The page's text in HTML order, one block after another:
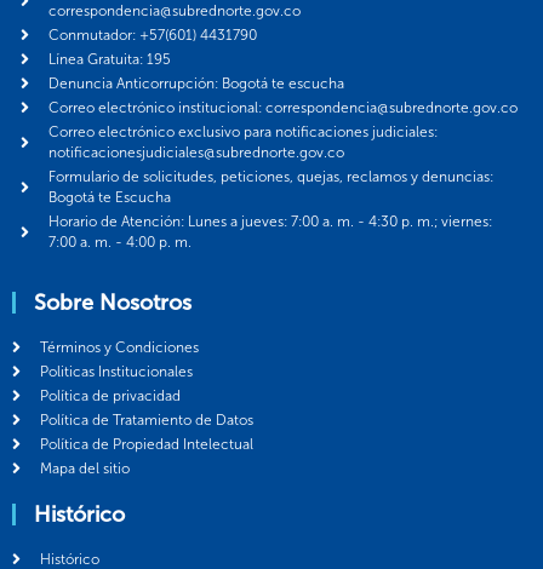
correspondencia@subrednorte.gov.co
Conmutador: +57(601) 4431790
Línea Gratuita: 195
Denuncia Anticorrupción: Bogotá te escucha
Correo electrónico institucional: correspondencia@subrednorte.gov.co
Correo electrónico exclusivo para notificaciones judiciales:
notificacionesjudiciales@subrednorte.gov.co
Formulario de solicitudes, peticiones, quejas, reclamos y denuncias:
Bogotá te Escucha
Horario de Atención: Lunes a jueves: 7:00 a. m. - 4:30 p. m.; viernes:
7:00 a. m. - 4:00 p. m.
Sobre Nosotros
Términos y Condiciones
Politicas Institucionales
Política de privacidad
Política de Tratamiento de Datos
Política de Propiedad Intelectual
Mapa del sitio
Histórico
Histórico